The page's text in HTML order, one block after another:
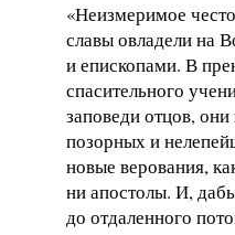
«Неизмеримое
славы овладели на
и епископами. В
спасительного
заповеди отцов,
позорных и
новые верования,
ни апостолы. И,
до отдаленного